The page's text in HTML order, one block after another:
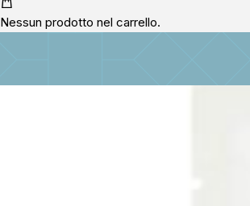
Nessun prodotto nel carrello.